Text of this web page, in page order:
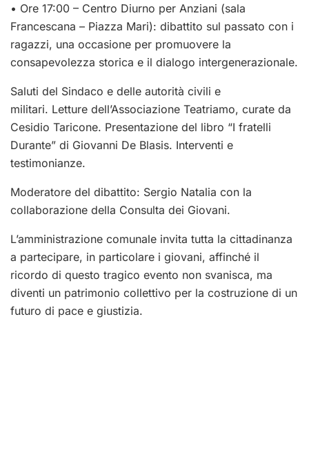
• Ore 17:00 – Centro Diurno per Anziani (sala
Francescana – Piazza Mari): dibattito sul passato con i
ragazzi, una occasione per promuovere la
consapevolezza storica e il dialogo intergenerazionale.
Saluti del Sindaco e delle autorità civili e
militari. Letture dell’Associazione Teatriamo, curate da
Cesidio Taricone. Presentazione del libro “I fratelli
Durante” di Giovanni De Blasis. Interventi e
testimonianze.
Moderatore del dibattito: Sergio Natalia con la
collaborazione della Consulta dei Giovani.
L’amministrazione comunale invita tutta la cittadinanza
a partecipare, in particolare i giovani, affinché il
ricordo di questo tragico evento non svanisca, ma
diventi un patrimonio collettivo per la costruzione di un
futuro di pace e giustizia.